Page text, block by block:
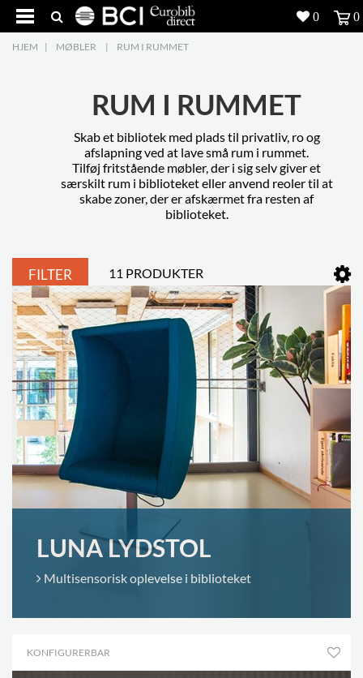
Produkter
Kontakt os
HJEM | MØBLER | RUM I RUMMET
RUM I RUMMET
Skab et bibliotek med plads til privatliv, ro og
afslapning ved at lave små rum i rummet.
Tilføj fritstående møbler, der i sig selv giver et
særskilt rum i biblioteket eller anvend reoler til at
skabe zoner, der er afskærmet fra resten af
biblioteket.
FILTER 11 PRODUKTER
LUNA LYDSTOL
Multisensorisk oplevelse i biblioteket
KONFIGURERBAR
0 0